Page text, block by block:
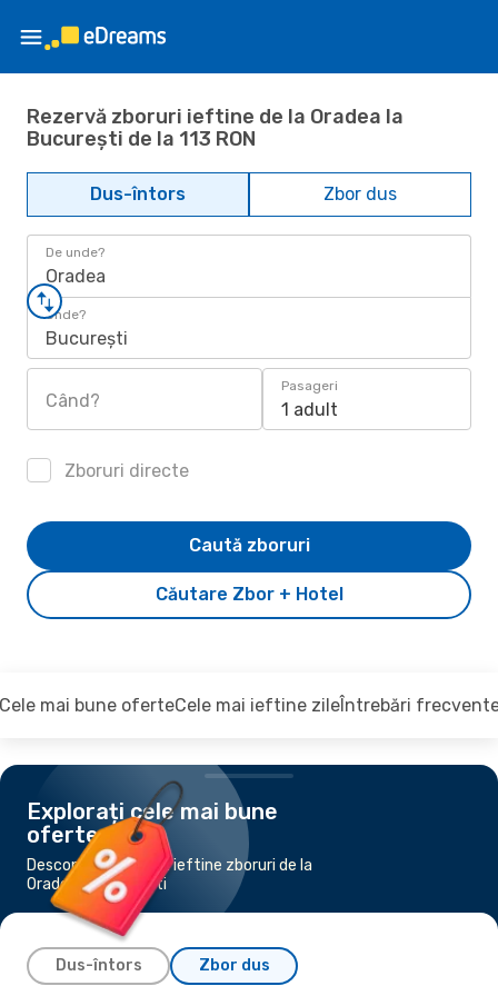
Rezervă zboruri ieftine de la Oradea la
București de la 113 RON
Dus-întors Zbor dus
De unde?
Oradea
Unde?
București
Când?
Pasageri
1 adult
Zboruri directe
Căutare Zbor + Hotel
Caută zboruri
mai bune oferteCele mai ieftine zileÎntrebări
Explorați cele mai bune
oferte
Descoperiți cele mai ieftine zboruri de la
Oradea la București
Dus-întors Zbor dus